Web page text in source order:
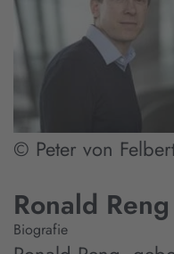
© Peter von
Ronald Reng
Biografie